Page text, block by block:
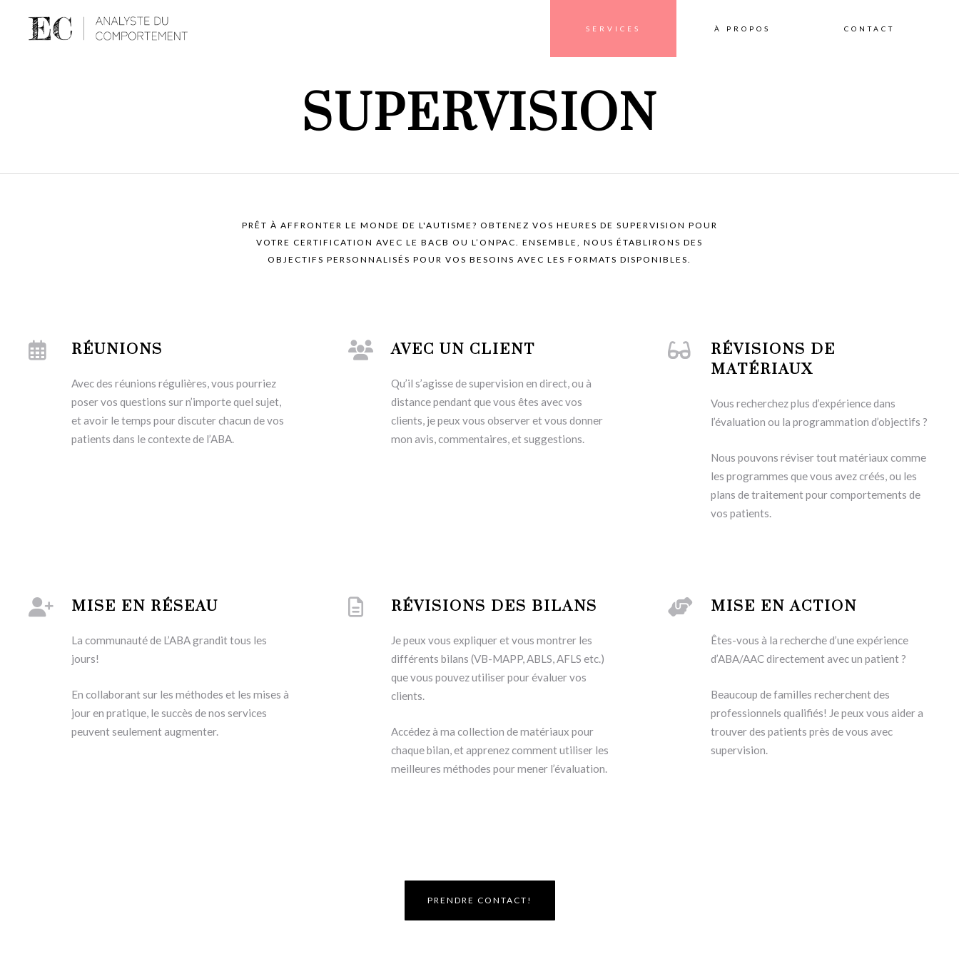
Skip
SERVICES À PROPOS CONTACT
SUPERVISION
PRÊT À AFFRONTER LE MONDE DE L'AUTISME? OBTENEZ VOS HEURES DE SUPERVISION POUR
VOTRE CERTIFICATION AVEC LE BACB OU L’ONPAC. ENSEMBLE, NOUS ÉTABLIRONS DES
OBJECTIFS PERSONNALISÉS POUR VOS BESOINS AVEC LES FORMATS DISPONIBLES.
RÉUNIONS
Avec des réunions régulières, vous pourriez
poser vos questions sur n’importe quel sujet,
et avoir le temps pour discuter chacun de vos
patients dans le contexte de l’ABA.
AVEC UN CLIENT
Qu’il s’agisse de supervision en direct, ou à
distance pendant que vous êtes avec vos
clients, je peux vous observer et vous donner
mon avis, commentaires, et suggestions.
RÉVISIONS DE
MATÉRIAUX
Vous recherchez plus d’expérience dans
l’évaluation ou la programmation d’objectifs ?
Nous pouvons réviser tout matériaux comme
les programmes que vous avez créés, ou les
plans de traitement pour comportements de
vos patients.
MISE EN RÉSEAU
La communauté de L’ABA grandit tous les
jours!
En collaborant sur les méthodes et les mises à
jour en pratique, le succès de nos services
peuvent seulement augmenter.
RÉVISIONS DES BILANS
Je peux vous expliquer et vous montrer les
différents bilans (VB-MAPP, ABLS, AFLS etc.)
que vous pouvez utiliser pour évaluer vos
clients.
Accédez à ma collection de matériaux pour
chaque bilan, et apprenez comment utiliser les
meilleures méthodes pour mener l’évaluation.
MISE EN ACTION
Êtes-vous à la recherche d’une expérience
d’ABA/AAC directement avec un patient ?
Beaucoup de familles recherchent des
professionnels qualifiés! Je peux vous aider a
trouver des patients près de vous avec
supervision.
PRENDRE CONTACT!